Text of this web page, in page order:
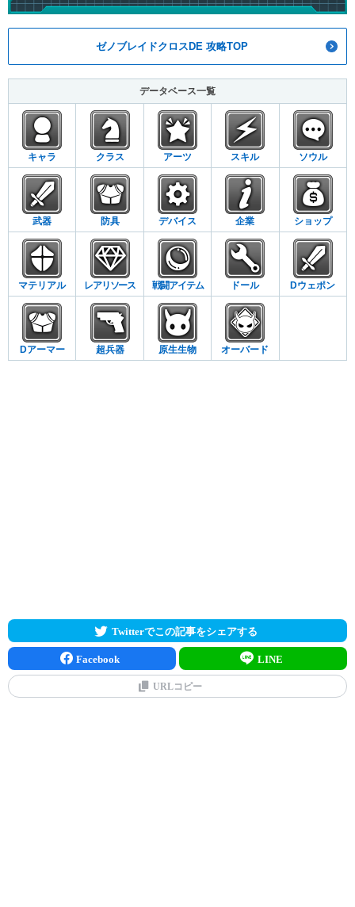
ゼノブレイドクロスDE 攻略TOP
データベース一覧
キャラ クラス アーツ スキル ソウル
武器 防具 デバイス 企業 ショップ
マテリアル レアリソース 戦闘アイテム ドール Dウェポン
Dアーマー 超兵器 原生生物 オーバード
Twitterでこの記事をシェアする
Facebook LINE
URLコピー